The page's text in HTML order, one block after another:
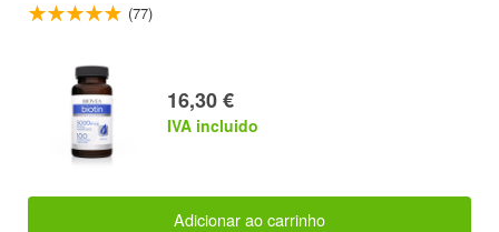
(77)
16,30 €
IVA incluido
Adicionar ao carrinho